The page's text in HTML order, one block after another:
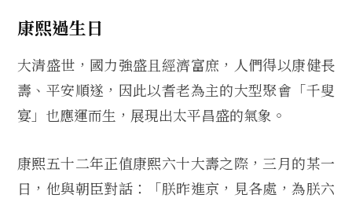
康熙過生日
大清盛世，國力強盛且經濟富庶，人們得以康健長
壽、平安順遂，因此以耆老為主的大型聚會「千叟
宴」也應運而生，展現出太平昌盛的氣象。
康熙五十二年正值康熙六十大壽之際，三月的某一
日，他與朝臣對話：「朕昨進京，見各處，為朕六